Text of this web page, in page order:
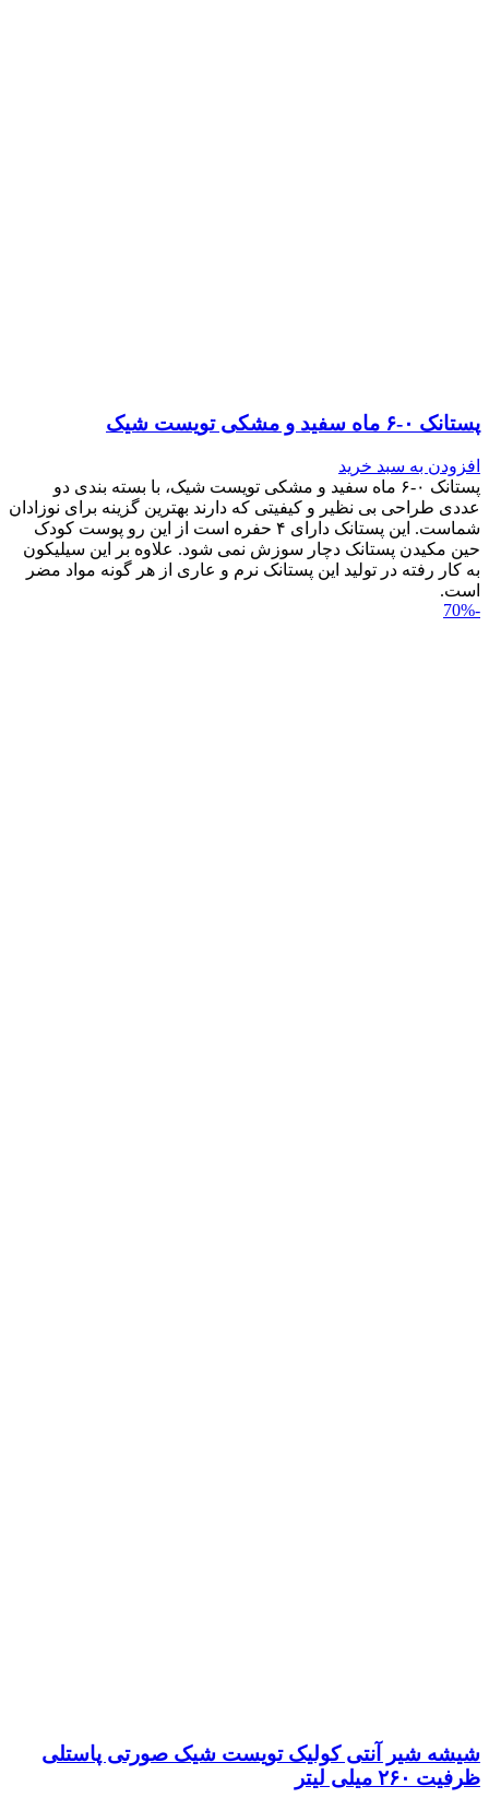
پستانک ۰-۶ ماه سفید و مشکی تویست شیک
افزودن به سبد خرید
پستانک ۰-۶ ماه سفید و مشکی تویست شیک، با بسته بندی دو
عددی طراحی بی نظیر و کیفیتی که دارند بهترین گزینه برای نوزادان
شماست. این پستانک دارای ۴ حفره است از این رو پوست کودک
حین مکیدن پستانک دچار سوزش نمی شود. علاوه بر این سیلیکون
به کار رفته در تولید این پستانک نرم و عاری از هر گونه مواد مضر
است.
-70%
شیشه شیر آنتی کولیک تویست شیک صورتی پاستلی
ظرفیت ۲۶۰ میلی لیتر